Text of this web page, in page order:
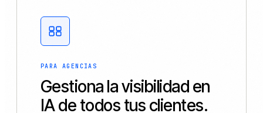
PARA AGENCIAS
Gestiona la visibilidad en
IA de todos tus clientes.